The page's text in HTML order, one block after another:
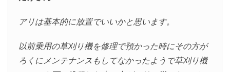
アリは基本的に放置でいいかと思います。
以前乗用の草刈り機を修理で預かった時にその方が
ろくにメンテナンスもしてなかったようで草刈り機